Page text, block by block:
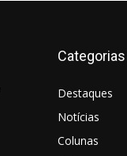
Categorias
Destaques
Notícias
Colunas